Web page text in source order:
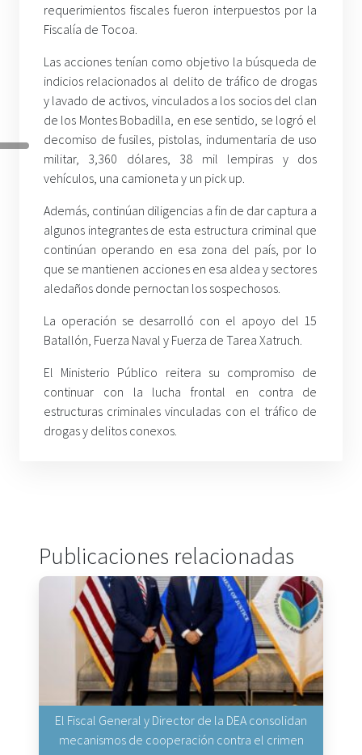
requerimientos fiscales fueron interpuestos por la
Fiscalía de Tocoa.
Las acciones tenían como objetivo la búsqueda de
indicios relacionados al delito de tráfico de drogas
y lavado de activos, vinculados a los socios del clan
de los Montes Bobadilla, en ese sentido, se logró el
decomiso de fusiles, pistolas, indumentaria de uso
militar, 3,360 dólares, 38 mil lempiras y dos
vehículos, una camioneta y un pick up.
Además, continúan diligencias a fin de dar captura a
algunos integrantes de esta estructura criminal que
continúan operando en esa zona del país, por lo
que se mantienen acciones en esa aldea y sectores
aledaños donde pernoctan los sospechosos.
La operación se desarrolló con el apoyo del 15
Batallón, Fuerza Naval y Fuerza de Tarea Xatruch.
El Ministerio Público reitera su compromiso de
continuar con la lucha frontal en contra de
estructuras criminales vinculadas con el tráfico de
drogas y delitos conexos.
Publicaciones relacionadas
El Fiscal General y Director de la DEA consolidan
mecanismos de cooperación contra el crimen